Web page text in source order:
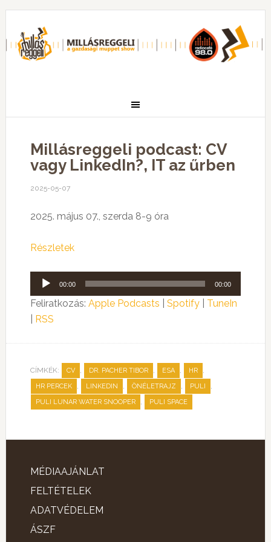
Millásreggeli podcast: CV
vagy LinkedIn?, IT az űrben
2025-05-07
2025. május 07., szerda 8-9 óra
Részletek
Audió
lejátszó
00:00 00:00
Feliratkozás: Apple Podcasts Spotify| TuneIn
RSS
CÍMKÉK: CV , DR. PACHER TIBOR , ESA , HR ,
HR PERCEK , LINKEDIN , ÖNÉLETRAJZ , PULI ,
PULI LUNAR WATER SNOOPER , PULI SPACE
MÉDIAAJÁNLAT
FELTÉTELEK
ADATVÉDELEM
ÁSZF